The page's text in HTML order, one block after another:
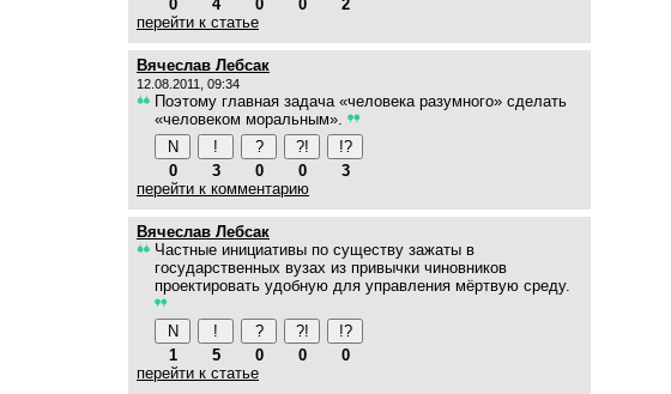
0 4 0 0
2
перейти к статье
Вячеслав Лебсак
12.08.2011, 09:34
Поэтому главная задача «человека разумного» сделать
«человеком моральным».
0 3 0 0
3
перейти к комментарию
Вячеслав Лебсак
Частные инициативы по существу зажаты в
государственных вузах из привычки чиновников
проектировать удобную для управления мёртвую среду.
1 5 0 0
0
перейти к статье